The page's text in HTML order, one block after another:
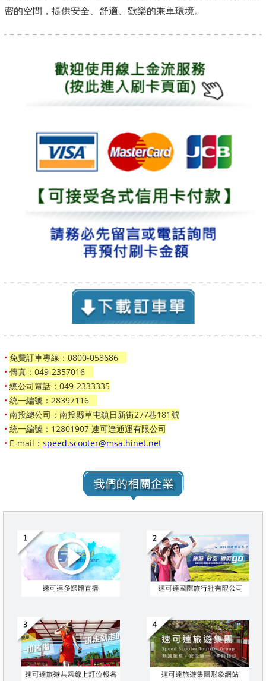
密的空間，提供安全、舒適、歡樂的乘車環境。
• 免費訂車專線：0800-058686
• 傳真：049-2357016
• 總公司電話：049-2333335
• 統一編號：28397116
• 南投總公司：南投縣草屯鎮日新街277巷181號
• 統一編號：12801907 速可達通運有限公司
• E-mail： speed.scooter@msa.hinet.net